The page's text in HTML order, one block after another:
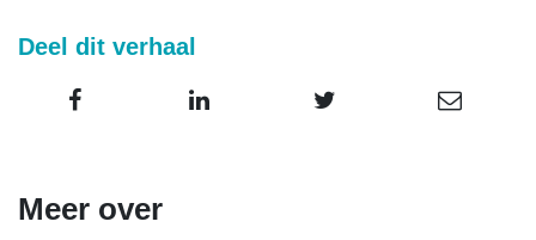
Deel dit verhaal
Meer over